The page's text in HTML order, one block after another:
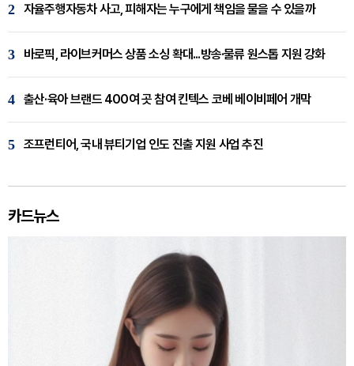
2 자율주행자동차 사고, 피해자는 누구에게 책임을 물을 수 있을까
3 바로픽, 라이브커머스 상품 소싱 확대...방송·물류 원스톱 지원 강화
4 출산·육아 브랜드 400여 곳 참여 킨텍스 코베 베이비페어 개막
5 조프런티어, 국내 뷰티기업 인도 진출 지원 사업 추진
카드뉴스